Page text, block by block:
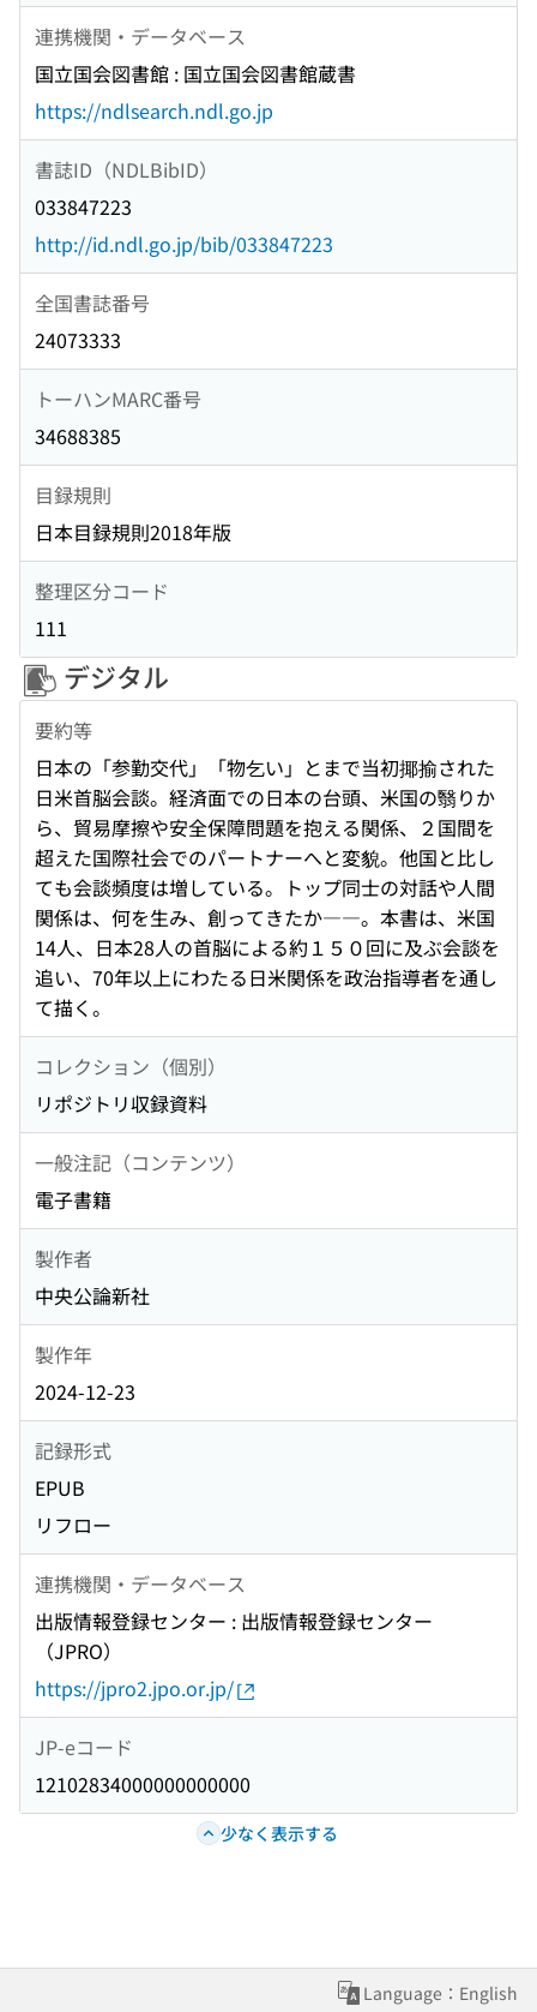
連携機関・データベース
国立国会図書館 : 国立国会図書館蔵書
https://ndlsearch.ndl.go.jp
書誌ID（NDLBibID）
033847223
http://id.ndl.go.jp/bib/033847223
全国書誌番号
24073333
トーハンMARC番号
34688385
目録規則
日本目録規則2018年版
整理区分コード
111
デジタル
要約等
日本の「参勤交代」「物乞い」とまで当初揶揄された
日米首脳会談。経済面での日本の台頭、米国の翳りか
ら、貿易摩擦や安全保障問題を抱える関係、２国間を
超えた国際社会でのパートナーへと変貌。他国と比し
ても会談頻度は増している。トップ同士の対話や人間
関係は、何を生み、創ってきたか――。本書は、米国
14人、日本28人の首脳による約１５０回に及ぶ会談を
追い、70年以上にわたる日米関係を政治指導者を通し
て描く。
コレクション（個別）
リポジトリ収録資料
一般注記（コンテンツ）
電子書籍
製作者
中央公論新社
製作年
2024-12-23
記録形式
EPUB
リフロー
連携機関・データベース
出版情報登録センター : 出版情報登録センター
（JPRO）
https://jpro2.jpo.or.jp/
JP-eコード
12102834000000000000
少なく表示する
Language：English